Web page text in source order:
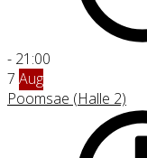
- 21:00
7 Aug
Poomsae (Halle 2)